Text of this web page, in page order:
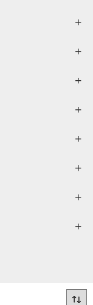
+
+
+
+
+
+
+
+